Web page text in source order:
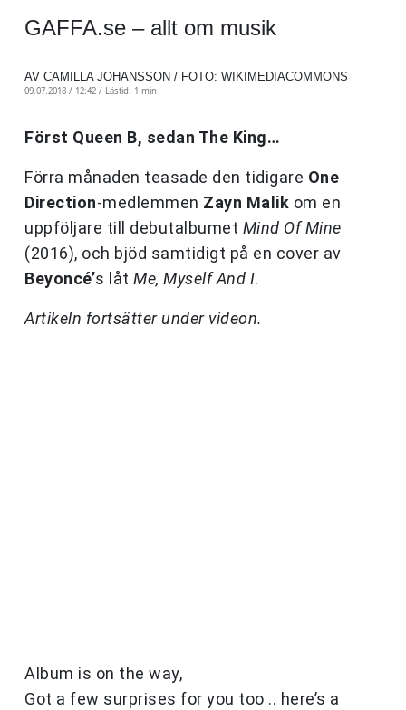
GAFFA.se – allt om musik
AV CAMILLA JOHANSSON / FOTO: WIKIMEDIACOMMONS
09.07.2018 / 12:42 / Lästid: 1 min
Först Queen B, sedan The King…
Förra månaden teasade den tidigare One
Direction-medlemmen Zayn Malik om en
uppföljare till debutalbumet Mind Of Mine
(2016), och bjöd samtidigt på en cover av
Beyoncé’s låt Me, Myself And I.
Artikeln fortsätter under videon.
Album is on the way,
Got a few surprises for you too .. here’s a